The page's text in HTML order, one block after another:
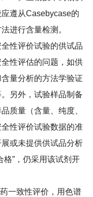
遵从Casebycase的
进行含量检测。
性评价试验的供试品
性评估的问题，如供
量分析的方法学验证
另外，试验样品制备
质量（含量、纯度、
性评价试验数据的准
或未提供供试品分析
格”，仍采用该试剂开
一致性评价，用色谱